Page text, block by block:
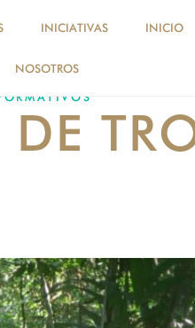
INICIATIVAS INICIO
NOSOTROS